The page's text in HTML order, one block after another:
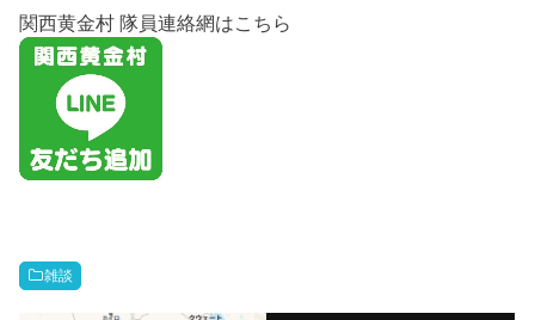
関西黄金村 隊員連絡網はこちら
雑談